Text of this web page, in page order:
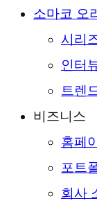
소마코 오
시리
인터
트렌
비즈니스
홈페
포트
회사